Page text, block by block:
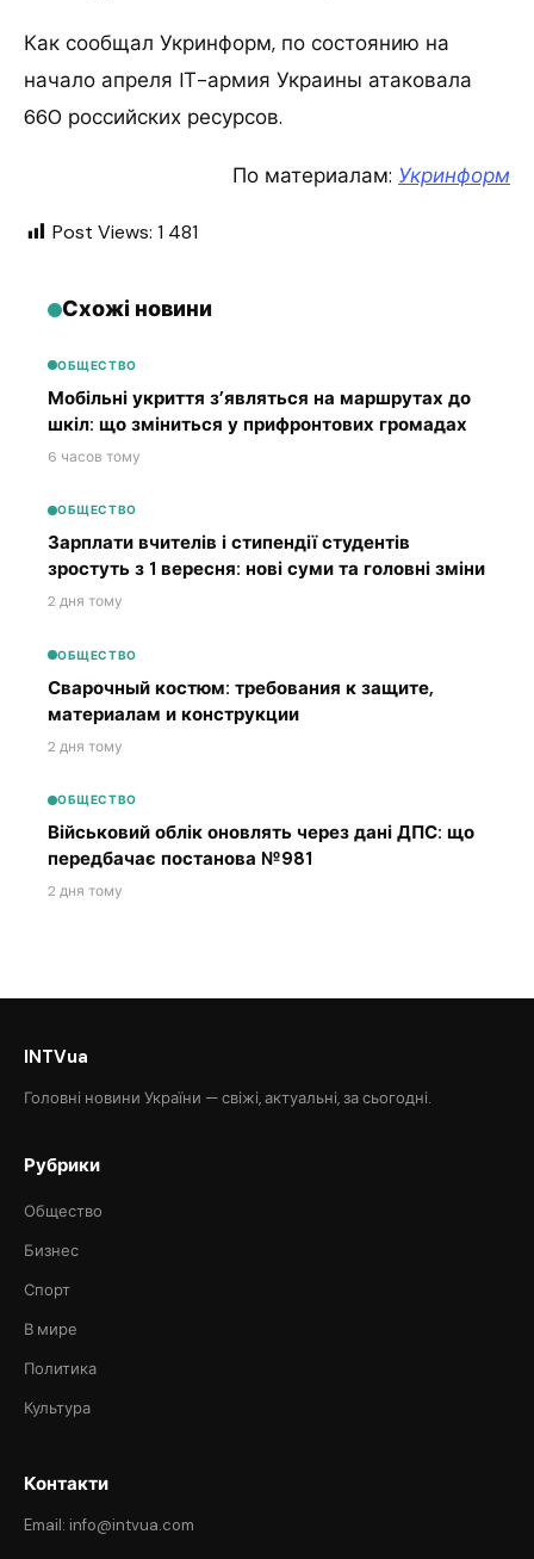
Как сообщал Укринформ, по состоянию на
начало апреля IТ-армия Украины атаковала
660 российских ресурсов.
По материалам: Укринформ
Post Views: 1 481
Схожі новини
ОБЩЕСТВО
Мобільні укриття з’являться на маршрутах до
шкіл: що зміниться у прифронтових громадах
6 часов тому
ОБЩЕСТВО
Зарплати вчителів і стипендії студентів
зростуть з 1 вересня: нові суми та головні зміни
2 дня тому
ОБЩЕСТВО
Сварочный костюм: требования к защите,
материалам и конструкции
2 дня тому
ОБЩЕСТВО
Військовий облік оновлять через дані ДПС: що
передбачає постанова №981
2 дня тому
INTVua
Головні новини України — свіжі, актуальні, за сьогодні.
Рубрики
Общество
Бизнес
Спорт
В мире
Политика
Культура
Контакти
Email: info@intvua.com